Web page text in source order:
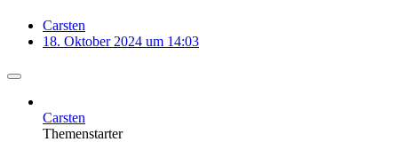
Carsten
18. Oktober 2024 um 14:03
Carsten
Themenstarter